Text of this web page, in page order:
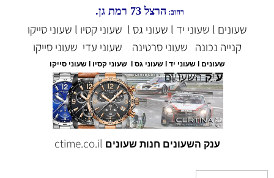
רחוב: הרצל 73 רמת גן.
שעונים l שעוני יד l שעוני גס l שעוני קסיו l שעוני סייקו
קנייה נכונה שעוני סרטינה שעוני עדי שעוני סייקו
שעונים l שעוני יד l שעוני גס l שעוני קסיו l שעוני סייקו
ענק השעונים חנות שעונים ctime.co.il